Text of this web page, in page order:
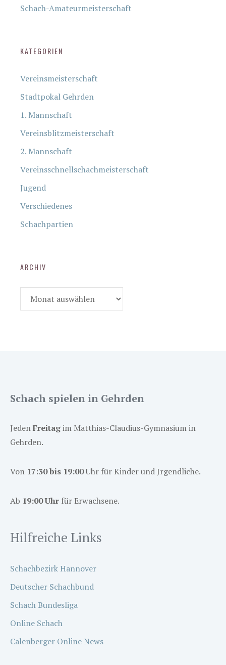
Schach-Amateurmeisterschaft
KATEGORIEN
Vereinsmeisterschaft
Stadtpokal Gehrden
1. Mannschaft
Vereinsblitzmeisterschaft
2. Mannschaft
Vereinsschnellschachmeisterschaft
Jugend
Verschiedenes
Schachpartien
ARCHIV
Archiv
Schach spielen in Gehrden
JedenFreitagim Matthias-Claudius-Gymnasium in
Gehrden.
Von 17:30 bis 19:00Uhr für Kinder und Jrgendliche.
Ab 19:00 Uhr für Erwachsene.
Hilfreiche Links
Schachbezirk Hannover
Deutscher Schachbund
Schach Bundesliga
Online Schach
Calenberger Online News